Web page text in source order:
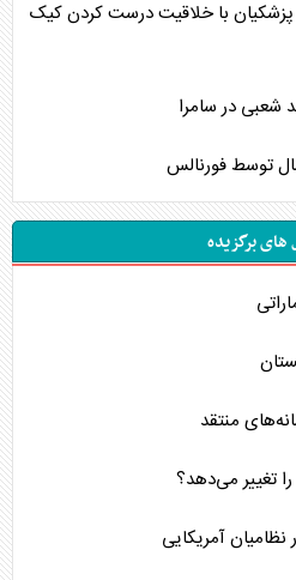
با خلاقیت درست کردن کیک
شعبی در سامرا
توسط فورنالس
های برگزیده
منتقد
تغییر می‌دهد؟
آمریکایی